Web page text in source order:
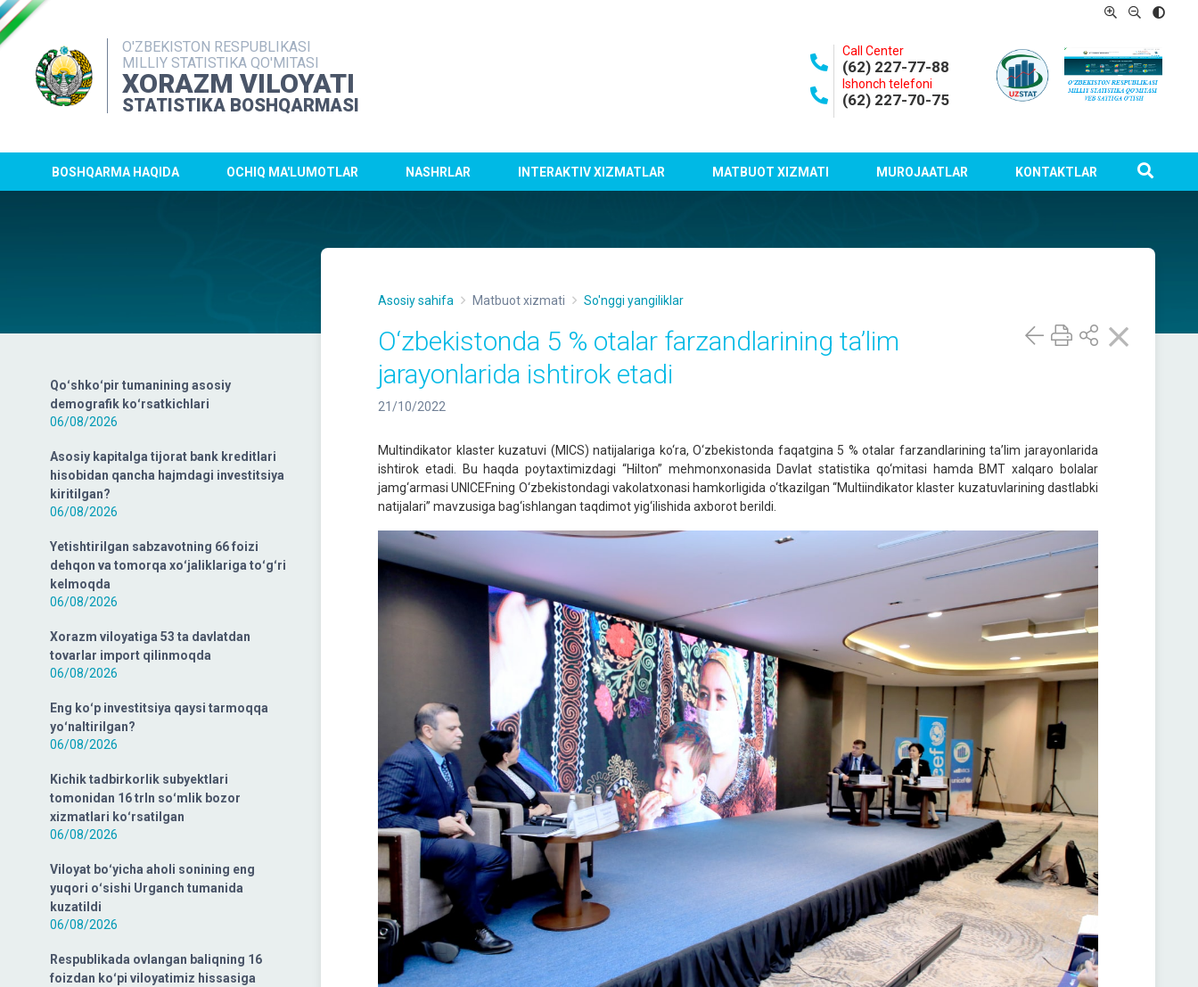
O'ZBEKISTON RESPUBLIKASI
MILLIY STATISTIKA QO'MITASI
XORAZM VILOYATI
STATISTIKA BOSHQARMASI
Call Center
(62) 227-77-88
Ishonch telefoni
(62) 227-70-75
BOSHQARMA HAQIDA OCHIQ MA'LUMOTLAR NASHRLAR INTERAKTIV XIZMATLAR MATBUOT XIZMATI MUROJAATLAR KONTAKTLAR
Qoʻshkoʻpir tumanining asosiy
demografik koʻrsatkichlari
06/08/2026
Asosiy kapitalga tijorat bank kreditlari
hisobidan qancha hajmdagi investitsiya
kiritilgan?
06/08/2026
Yetishtirilgan sabzavotning 66 foizi
dehqon va tomorqa xoʻjaliklariga toʻgʻri
kelmoqda
06/08/2026
Xorazm viloyatiga 53 ta davlatdan
tovarlar import qilinmoqda
06/08/2026
Eng koʻp investitsiya qaysi tarmoqqa
yoʻnaltirilgan?
06/08/2026
Kichik tadbirkorlik subyektlari
tomonidan 16 trln soʻmlik bozor
xizmatlari koʻrsatilgan
06/08/2026
Viloyat boʻyicha aholi sonining eng
yuqori oʻsishi Urganch tumanida
kuzatildi
06/08/2026
Respublikada ovlangan baliqning 16
foizdan koʻpi viloyatimiz hissasiga
Asosiy sahifa Matbuot xizmati So'nggi yangiliklar
O‘zbekistonda 5 % otalar farzandlarining ta’lim
jarayonlarida ishtirok etadi
21/10/2022
Multindikator klaster kuzatuvi (MICS) natijalariga ko‘ra, O‘zbekistonda faqatgina 5 % otalar farzandlarining ta’lim jarayonlarida
ishtirok etadi. Bu haqda poytaxtimizdagi “Hilton” mehmonxonasida Davlat statistika qo‘mitasi hamda BMT xalqaro bolalar
jamg‘armasi UNICEFning O‘zbekistondagi vakolatxonasi hamkorligida o‘tkazilgan “Multiindikator klaster kuzatuvlarining dastlabki
natijalari” mavzusiga bag‘ishlangan taqdimot yig‘ilishida axborot berildi.